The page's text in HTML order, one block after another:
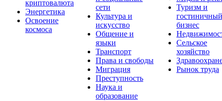
криптовалюта
Энергетика
Освоение
космоса
сети
Культура и
искусство
Общение и
языки
Транспорт
Права и свободы
Миграция
Преступность
Наука и
образование
Туризм и
гостиничный
бизнес
Сельское
хозяйство
Рынок труда